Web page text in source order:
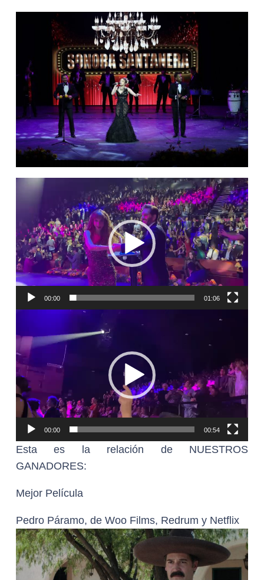
Reproductor
vídeo
00:00 01:06
Reproductor
de
vídeo
00:00 00:54
Esta es la relación de NUESTROS
GANADORES:
Mejor Película
Pedro Páramo, de Woo Films, Redrum y Netflix